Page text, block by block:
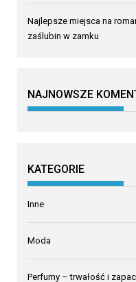
Najlepsze miejsca na
zaślubin w zamku
NAJNOWSZE
KATEGORIE
Inne
Moda
Perfumy – trwałość i